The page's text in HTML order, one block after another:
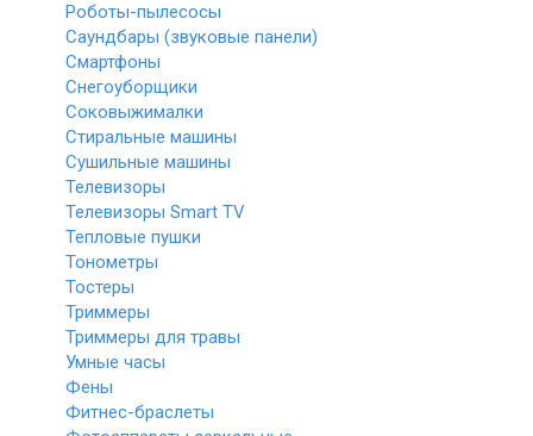
Роботы-пылесосы
Саундбары (звуковые панели)
Смартфоны
Снегоуборщики
Соковыжималки
Стиральные машины
Сушильные машины
Телевизоры
Телевизоры Smart TV
Тепловые пушки
Тонометры
Тостеры
Триммеры
Триммеры для травы
Умные часы
Фены
Фитнес-браслеты